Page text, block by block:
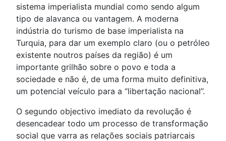
sistema imperialista mundial como sendo algum
tipo de alavanca ou vantagem. A moderna
indústria do turismo de base imperialista na
Turquia, para dar um exemplo claro (ou o petróleo
existente noutros países da região) é um
importante grilhão sobre o povo e toda a
sociedade e não é, de uma forma muito definitiva,
um potencial veículo para a “libertação nacional”.
O segundo objectivo imediato da revolução é
desencadear todo um processo de transformação
social que varra as relações sociais patriarcais